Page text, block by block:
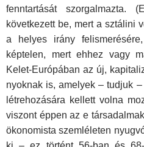
fenntartását szorgalmazta.
következett be, mert a sztálini
a helyes irány
képtelen, mert ehhez vagy
Kelet-Európában az új,
nyoknak is, amelyek – tudjuk
létrehozásá­ra kellett volna
viszont éppen az e
ökonomista szemléleten